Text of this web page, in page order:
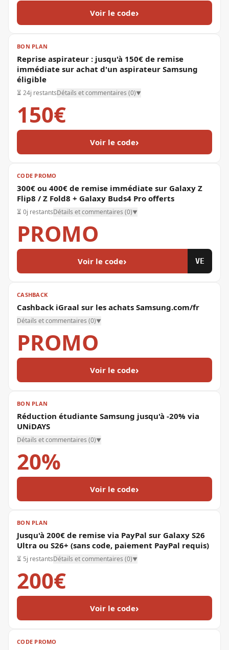
Voir le code›
150€
BON PLAN
Reprise aspirateur : jusqu'à 150€ de remise
immédiate sur achat d'un aspirateur Samsung
éligible
⏳ 24j restantsDétails et commentaires (0)▼
Voir le code›
PROMO
CODE PROMO
300€ ou 400€ de remise immédiate sur Galaxy Z
Flip8 / Z Fold8 + Galaxy Buds4 Pro offerts
⏳ 0j restantsDétails et commentaires (0)▼
Voir le code› VE
PROMO
CASHBACK
Cashback iGraal sur les achats Samsung.com/fr
Détails et commentaires (0)▼
Voir le code›
20%
BON PLAN
Réduction étudiante Samsung jusqu'à -20% via
UNiDAYS
Détails et commentaires (0)▼
Voir le code›
200€
BON PLAN
Jusqu'à 200€ de remise via PayPal sur Galaxy S26
Ultra ou S26+ (sans code, paiement PayPal requis)
⏳ 5j restantsDétails et commentaires (0)▼
Voir le code›
CODE PROMO